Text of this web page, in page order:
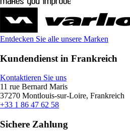
Entdecken Sie alle unsere Marken
Kundendienst in Frankreich
Kontaktieren Sie uns
11 rue Bernard Maris
37270 Montlouis-sur-Loire, Frankreich
+33 1 86 47 62 58
Sichere Zahlung